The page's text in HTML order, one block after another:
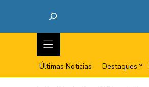
Últimas Notícias Destaques